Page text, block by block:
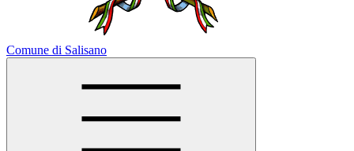
Comune di Salisano